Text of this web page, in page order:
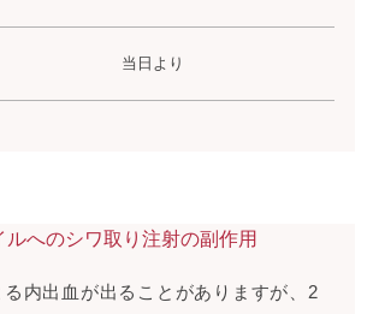
当日より
ルへのシワ取り注射の副作用
る内出血が出ることがありますが、2